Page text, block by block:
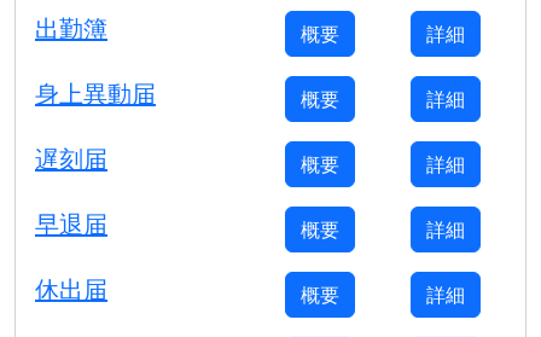
出勤簿 概要 詳細
身上異動届 概要 詳細
遅刻届 概要 詳細
早退届 概要 詳細
休出届 概要 詳細